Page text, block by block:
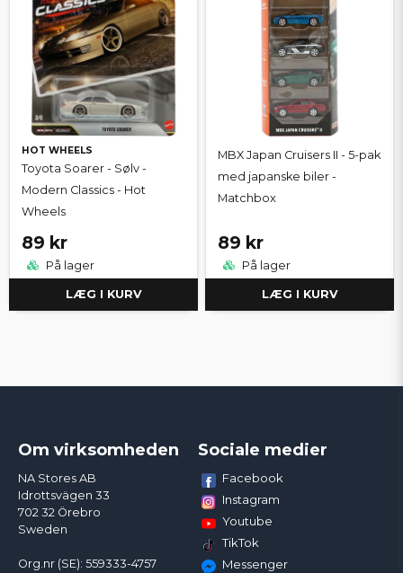
HOT WHEELS
Toyota Soarer - Sølv -
Modern Classics - Hot
Wheels
89 kr
På lager
LÆG I KURV
MBX Japan Cruisers II - 5-pak
med japanske biler -
Matchbox
89 kr
På lager
LÆG I KURV
Om virksomheden
NA Stores AB
Idrottsvägen 33
702 32 Örebro
Sweden
Org.nr (SE): 559333-4757
Sociale medier
Facebook
Instagram
Youtube
TikTok
Messenger